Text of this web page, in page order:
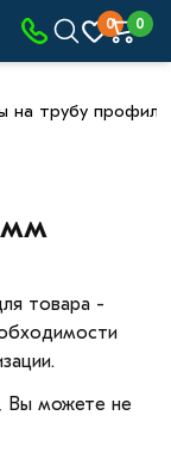
0 0
на трубу
мм
товара -
Вы можете не